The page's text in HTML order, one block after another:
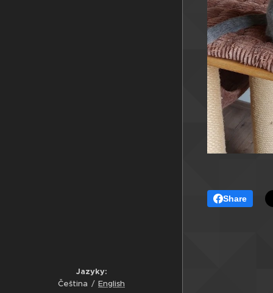
Share
Jazyky
Čeština
English